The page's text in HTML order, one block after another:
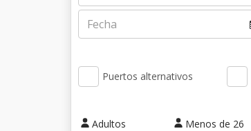
Puertos alternativos
Adultos Menos de 26